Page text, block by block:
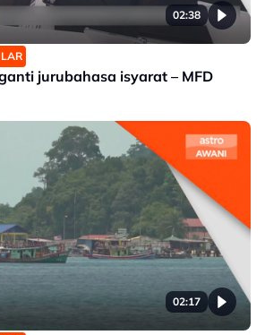
02:38
jurubahasa isyarat – MFD
02:17